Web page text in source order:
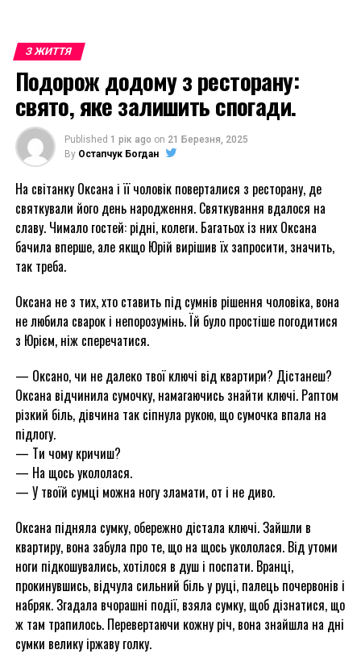
З ЖИТТЯ
Подорож додому з ресторану:
свято, яке залишить спогади.
Published 1 рік ago on 21 Березня, 2025
By Остапчук Богдан
На світанку Оксана і її чоловік поверталися з ресторану, де
святкували його день народження. Святкування вдалося на
славу. Чимало гостей: рідні, колеги. Багатьох із них Оксана
бачила вперше, але якщо Юрій вирішив їх запросити, значить,
так треба.
Оксана не з тих, хто ставить під сумнів рішення чоловіка, вона
не любила сварок і непорозумінь. Їй було простіше погодитися
з Юрієм, ніж сперечатися.
— Оксано, чи не далеко твої ключі від квартири? Дістанеш?
Оксана відчинила сумочку, намагаючись знайти ключі. Раптом
різкий біль, дівчина так сіпнула рукою, що сумочка впала на
підлогу.
— Ти чому кричиш?
— На щось укололася.
— У твоїй сумці можна ногу зламати, от і не диво.
Оксана підняла сумку, обережно дістала ключі. Зайшли в
квартиру, вона забула про те, що на щось укололася. Від утоми
ноги підкошувались, хотілося в душ і поспати. Вранці,
прокинувшись, відчула сильний біль у руці, палець почервонів і
набряк. Згадала вчорашні події, взяла сумку, щоб дізнатися, що
ж там трапилось. Перевертаючи кожну річ, вона знайшла на дні
сумки велику іржаву голку.